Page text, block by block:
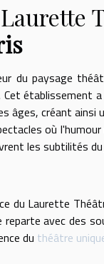
du paysage
Cet établissement
âges, créant ainsi
où
les subtilités
du Laurette
reparte avec des
du théâtre